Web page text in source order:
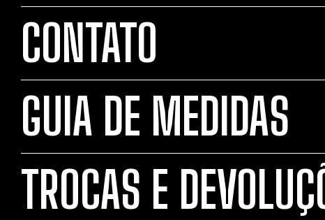
CONTATO
GUIA DE MEDIDAS
TROCAS E